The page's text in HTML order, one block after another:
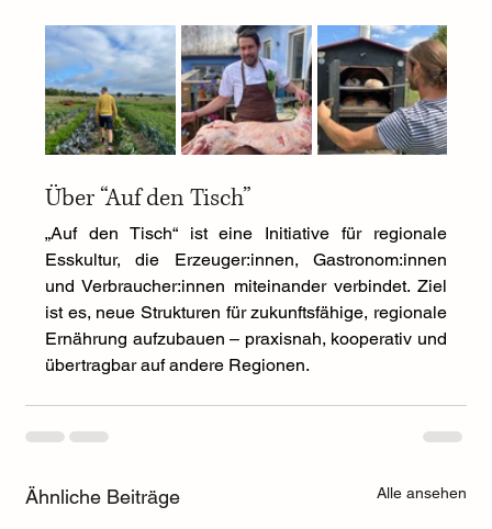
Über “Auf den Tisch”
„Auf den Tisch“ ist eine Initiative für regionale
Esskultur, die Erzeuger:innen, Gastronom:innen
und Verbraucher:innen miteinander verbindet. Ziel
ist es, neue Strukturen für zukunftsfähige, regionale
Ernährung aufzubauen – praxisnah, kooperativ und
übertragbar auf andere Regionen.
Ähnliche Beiträge Alle ansehen